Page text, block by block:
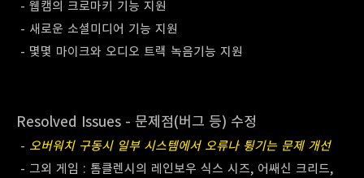
- 웹캠의 크로마키 기능 지원
- 새로운 소셜미디어 기능 지원
- 몇몇 마이크와 오디오 트랙 녹음기능 지원
Resolved Issues - 문제점(버그 등) 수정
- 오버워치 구동시 일부 시스템에서 오류나 튕기는 문제 개선
- 그외 게임 : 톰클렌시의 레인보우 식스 시즈, 어쌔신 크리드,